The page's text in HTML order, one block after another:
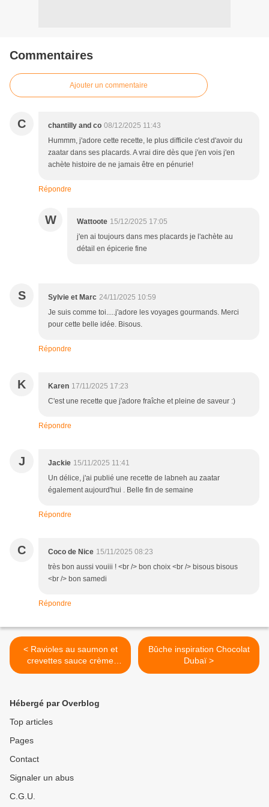
Commentaires
Ajouter un commentaire
C chantilly and co 08/12/2025 11:43
Hummm, j'adore cette recette, le plus difficile c'est d'avoir du
zaatar dans ses placards. A vrai dire dès que j'en vois j'en
achète histoire de ne jamais être en pénurie!
Répondre
W Wattoote 15/12/2025 17:05
j'en ai toujours dans mes placards je l'achète au
détail en épicerie fine
S Sylvie et Marc 24/11/2025 10:59
Je suis comme toi.....j'adore les voyages gourmands. Merci
pour cette belle idée. Bisous.
Répondre
K Karen 17/11/2025 17:23
C'est une recette que j'adore fraîche et pleine de saveur :)
Répondre
J Jackie 15/11/2025 11:41
Un délice, j'ai publié une recette de labneh au zaatar
également aujourd'hui . Belle fin de semaine
Répondre
C Coco de Nice 15/11/2025 08:23
très bon aussi vouiii ! <br /> bon choix <br /> bisous bisous
<br /> bon samedi
Répondre
< Ravioles au saumon et
crevettes sauce crème
safran
Bûche inspiration Chocolat
Dubaï >
Hébergé par Overblog
Top articles
Pages
Contact
Signaler un abus
C.G.U.